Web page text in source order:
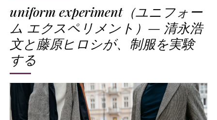
uniform experiment（ユニフォー
ム エクスペリメント）— 清永浩
文と藤原ヒロシが、制服を実験
する